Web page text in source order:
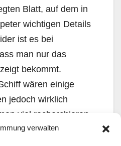
verwalten
Blatt, auf dem in
wichtigen Details
ist es bei
man nur das
bekommt.
wären einige
jedoch wirklich
viel recherchieren,
welche Farbe sich